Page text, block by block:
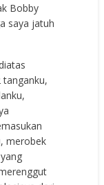
Bobby
saya jatuh
tanganku,
merobek